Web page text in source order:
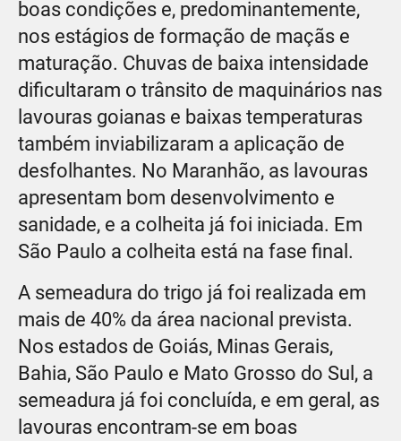
boas condições e, predominantemente,
nos estágios de formação de maçãs e
maturação. Chuvas de baixa intensidade
dificultaram o trânsito de maquinários nas
lavouras goianas e baixas temperaturas
também inviabilizaram a aplicação de
desfolhantes. No Maranhão, as lavouras
apresentam bom desenvolvimento e
sanidade, e a colheita já foi iniciada. Em
São Paulo a colheita está na fase final.
A semeadura do trigo já foi realizada em
mais de 40% da área nacional prevista.
Nos estados de Goiás, Minas Gerais,
Bahia, São Paulo e Mato Grosso do Sul, a
semeadura já foi concluída, e em geral, as
lavouras encontram-se em boas